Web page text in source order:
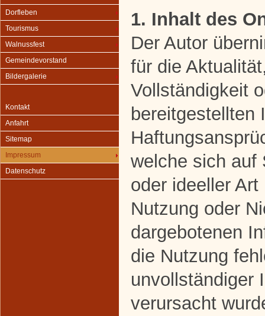
Dorfleben
Tourismus
Walnussfest
Gemeindevorstand
Bildergalerie
Kontakt
Anfahrt
Sitemap
Impressum
Datenschutz
1. Inhalt des
Der Autor
für die
Vollständigkeit
bereitgestellten
welche sich auf
oder ideeller
Nutzung oder
dargebotenen
die Nutzung
unvollständiger
verursacht